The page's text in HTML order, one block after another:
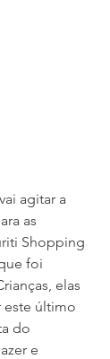
agitar a
as
Shopping
foi
elas
este último
do
e